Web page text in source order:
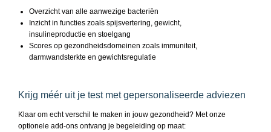
Overzicht van alle aanwezige bacteriën
Inzicht in functies zoals spijsvertering, gewicht,
insulineproductie en stoelgang
Scores op gezondheidsdomeinen zoals immuniteit,
darmwandsterkte en gewichtsregulatie
Krijg méér uit je test met gepersonaliseerde adviezen
Klaar om echt verschil te maken in jouw gezondheid? Met onze
optionele add-ons ontvang je begeleiding op maat: